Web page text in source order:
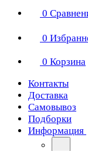
0
0
0 Корзина
Контакты
Доставка
Самовывоз
Подборки
Информация